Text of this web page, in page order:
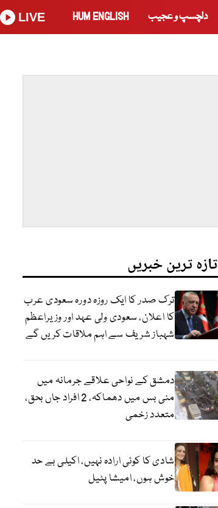
دلچسپ و عجیب HUM ENGLISH
LIVE
تازہ ترین خبریں
ترک صدر کا ایک روزہ دورہ سعودی عرب
کا اعلان، سعودی ولی عہد اور وزیراعظم
شہباز شریف سے اہم ملاقات کریں گے
دمشق کے نواحی علاقے جرمانہ میں
منی بس میں دھماکہ، 2 افراد جاں بحق،
متعدد زخمی
شادی کا کوئی ارادہ نہیں، اکیلی بے حد
خوش ہوں، امیشا پٹیل